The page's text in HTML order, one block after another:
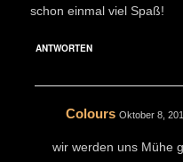
schon einmal viel Spaß!
ANTWORTEN
Colours Oktober 8,
wir werden uns Mühe